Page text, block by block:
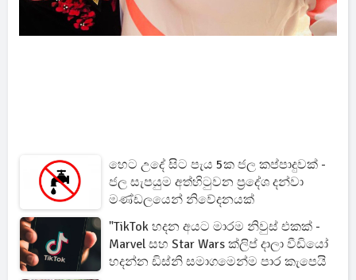
හෙට උදේ සිට පැය 5ක ජල කප්පාදුවක් -
ජල සැපයුම අත්හිටුවන ප්‍රදේශ දන්වා
මණ්ඩලයෙන් නිවේදනයක්
"TikTok හදන අයට මාරම නිවුස් එකක් -
Marvel සහ Star Wars ක්ලිප් දාලා වීඩියෝ
හදන්න ඩිස්නි සමාගමෙන්ම පාර කැපෙයි